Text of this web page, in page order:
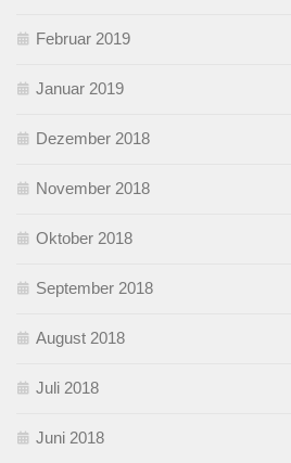
Februar 2019
Januar 2019
Dezember 2018
November 2018
Oktober 2018
September 2018
August 2018
Juli 2018
Juni 2018